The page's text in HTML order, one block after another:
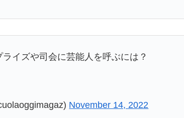
イズや司会に芸能人を呼ぶには？
November 14, 2022